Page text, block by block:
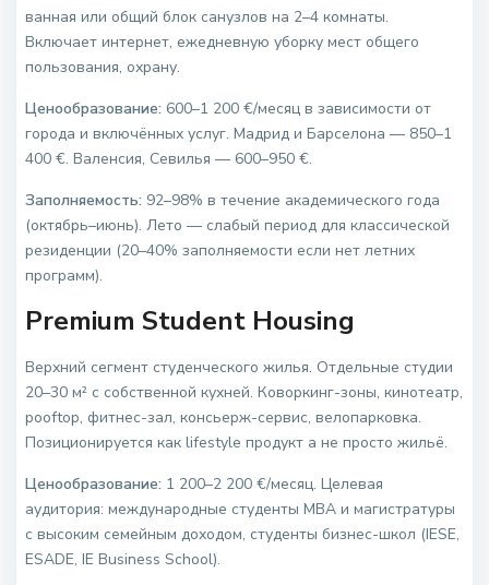
ванная или общий блок санузлов на 2–4 комнаты.
Включает интернет, ежедневную уборку мест общего
пользования, охрану.
Ценообразование: 600–1 200 €/месяц в зависимости от
города и включённых услуг. Мадрид и Барселона — 850–1
400 €. Валенсия, Севилья — 600–950 €.
Заполняемость: 92–98% в течение академического года
(октябрь–июнь). Лето — слабый период для классической
резиденции (20–40% заполняемости если нет летних
программ).
Premium Student Housing
Верхний сегмент студенческого жилья. Отдельные студии
20–30 м² с собственной кухней. Коворкинг-зоны, кинотеатр,
роoftop, фитнес-зал, консьерж-сервис, велопарковка.
Позиционируется как lifestyle продукт а не просто жильё.
Ценообразование: 1 200–2 200 €/месяц. Целевая
аудитория: международные студенты MBA и магистратуры
с высоким семейным доходом, студенты бизнес-школ (IESE,
ESADE, IE Business School).